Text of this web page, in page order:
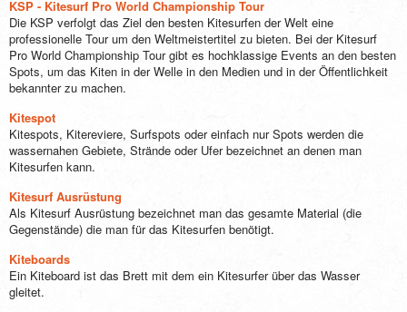
KSP - Kitesurf Pro World Championship Tour
Die KSP verfolgt das Ziel den besten Kitesurfen der Welt eine
professionelle Tour um den Weltmeistertitel zu bieten. Bei der Kitesurf
Pro World Championship Tour gibt es hochklassige Events an den besten
Spots, um das Kiten in der Welle in den Medien und in der Öffentlichkeit
bekannter zu machen.
Kitespot
Kitespots, Kitereviere, Surfspots oder einfach nur Spots werden die
wassernahen Gebiete, Strände oder Ufer bezeichnet an denen man
Kitesurfen kann.
Kitesurf Ausrüstung
Als Kitesurf Ausrüstung bezeichnet man das gesamte Material (die
Gegenstände) die man für das Kitesurfen benötigt.
Kiteboards
Ein Kiteboard ist das Brett mit dem ein Kitesurfer über das Wasser
gleitet.